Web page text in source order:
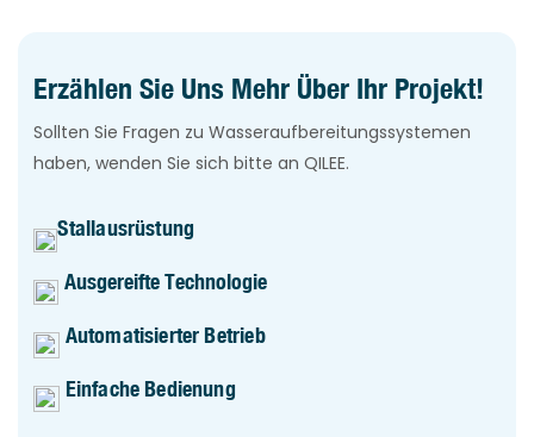
Erzählen Sie Uns Mehr Über Ihr Projekt!
Sollten Sie Fragen zu Wasseraufbereitungssystemen
haben, wenden Sie sich bitte an QILEE.
Stallausrüstung
Ausgereifte Technologie
Automatisierter Betrieb
Einfache Bedienung